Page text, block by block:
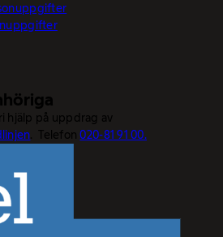
hjälp på uppdrag av
. Telefon020-81 91 00.